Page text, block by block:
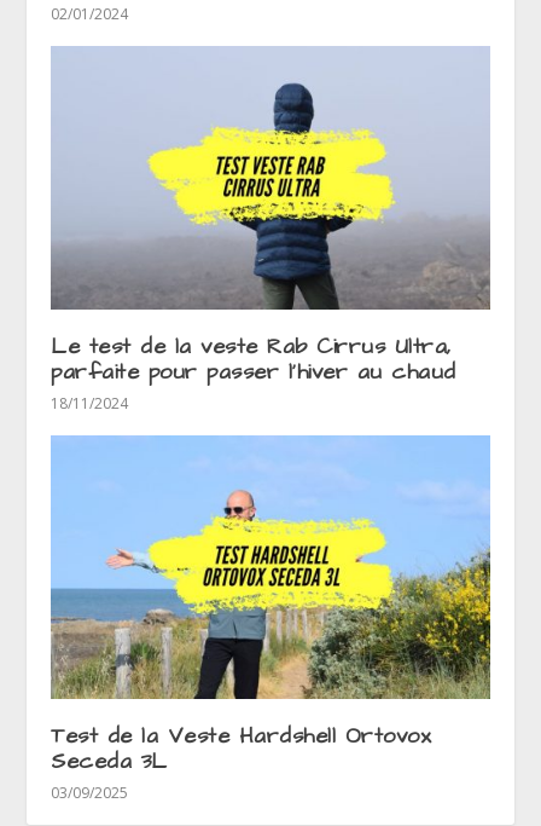
02/01/2024
Le test de la veste Rab Cirrus Ultra,
parfaite pour passer l’hiver au chaud
18/11/2024
Test de la Veste Hardshell Ortovox
Seceda 3L
03/09/2025